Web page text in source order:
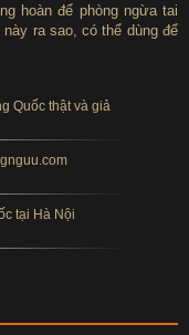
hoàn để phòng ngừa tai
ra sao, có thể dùng để
Quốc thật và giả
tại Hà Nội